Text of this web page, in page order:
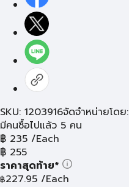
SKU: 1203916จัดจำหน่ายโดย:
มีคนซื้อไปแล้ว 5 คน
฿ 235 /Each
฿ 255
ราคาสุดท้าย*
฿227.95 /Each